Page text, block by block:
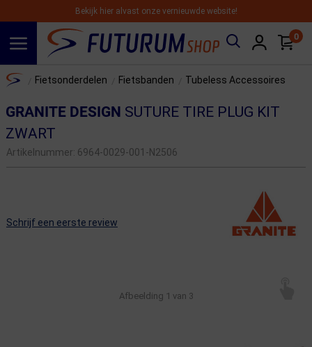
Bekijk hier alvast onze vernieuwde website!
0
Home Fietsonderdelen Fietsbanden Tubeless Accessoires
GRANITE DESIGN SUTURE TIRE PLUG KIT
ZWART
Artikelnummer: 6964-0029-001-N2506
Schrijf een eerste review
Afbeelding 1 van 3